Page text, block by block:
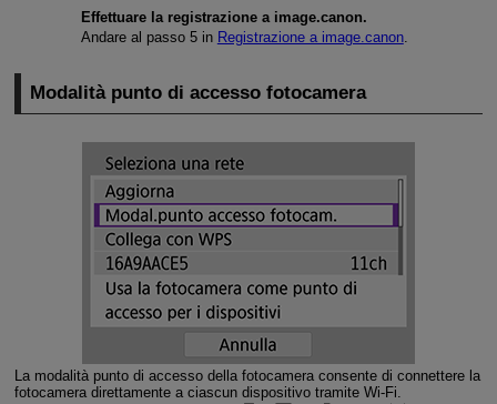
Effettuare la registrazione a image.canon.
Andare al passo 5 in Registrazione a image.canon.
Modalità punto di accesso fotocamera
La modalità punto di accesso della fotocamera consente di connettere la
fotocamera direttamente a ciascun dispositivo tramite Wi-Fi.